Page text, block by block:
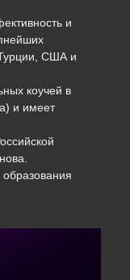
и
США и
коучей в
и имеет